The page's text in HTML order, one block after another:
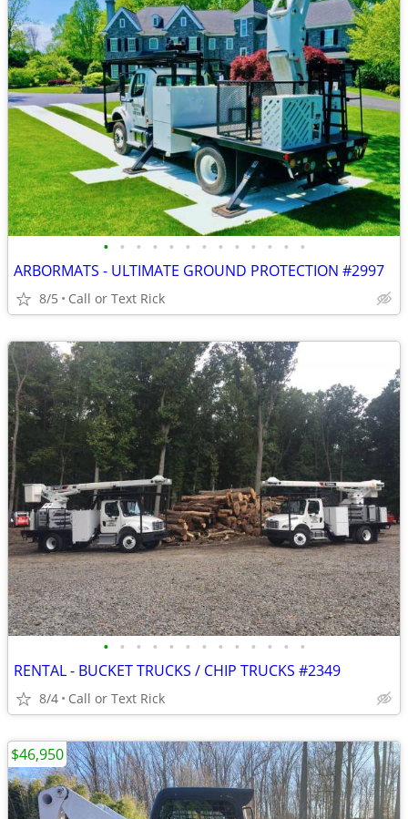
• • • • • • • • • • • • •
ARBORMATS - ULTIMATE GROUND PROTECTION #2997
8/5 Call or Text Rick
• • • • • • • • • • • • •
RENTAL - BUCKET TRUCKS / CHIP TRUCKS #2349
8/4 Call or Text Rick
$46,950